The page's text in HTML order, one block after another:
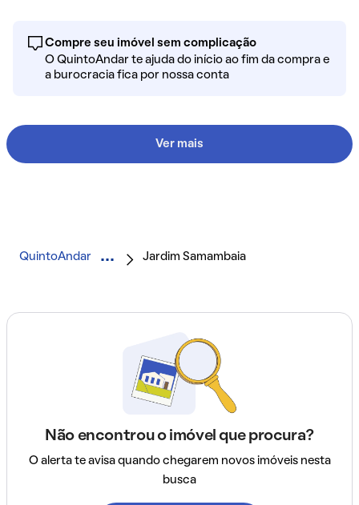
Compre seu imóvel sem complicação
O QuintoAndar te ajuda do início ao fim da compra e
a burocracia fica por nossa conta
Ver mais
QuintoAndar Jardim Samambaia
Não encontrou o imóvel que procura?
O alerta te avisa quando chegarem novos imóveis nesta
busca